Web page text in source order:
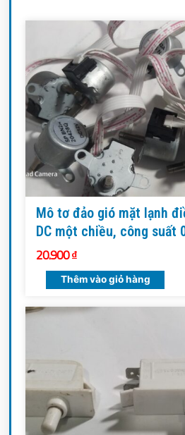
Mô tơ đảo gió mặt lạnh
DC một chiều, công suất
20.900₫
Thêm vào giỏ hàng